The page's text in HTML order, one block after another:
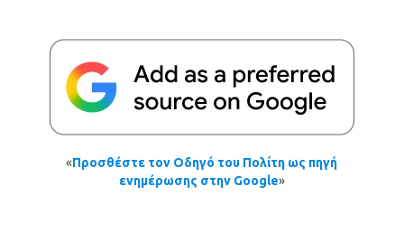
«Προσθέστε τον Οδηγό του Πολίτη ως πηγή
ενημέρωσης στην Google»